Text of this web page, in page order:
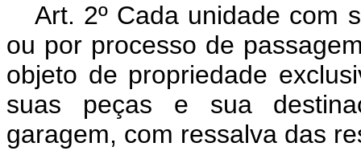
Art. 2º Cada unidade com
ou por processo de
objeto de propriedade
suas peças e sua
garagem, com ressalva das